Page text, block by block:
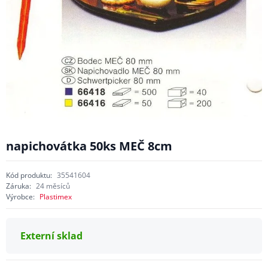
napichovátka 50ks MEČ 8cm
Kód produktu: 35541604
Záruka: 24 měsíců
Výrobce: Plastimex
Externí sklad